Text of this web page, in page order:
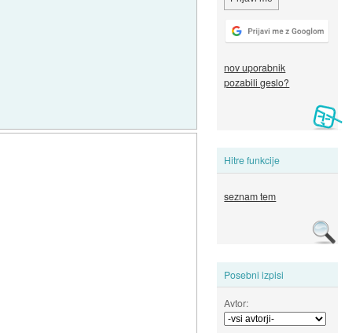
nov uporabnik
pozabili geslo?
Hitre funkcije
seznam tem
Posebni izpisi
Avtor: